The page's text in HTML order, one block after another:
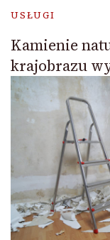
USŁUGI
Kamienie
krajobrazu